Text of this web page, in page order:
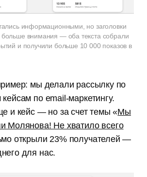
информационными, но заголовки
больше внимания — оба текста собрали
и получили больше 10 000 показов в
мы делали рассылку по
по email-маркетингу.
и кейс — но за счет темы «Мы
Молянова! Не хватило всего
открыли 23% получателей —
для нас.